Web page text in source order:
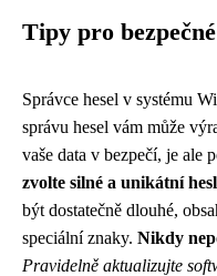
Tipy pro
Správce hesel v systému
správu hesel vám může
vaše data v bezpečí, je ale
zvolte silné a unikátní
být dostatečně dlouhé,
speciální znaky. Nikdy
Pravidelně aktualizujte